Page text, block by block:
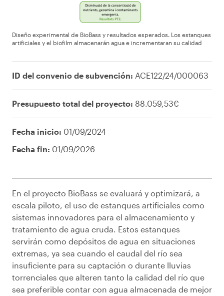
Diseño experimental de BioBass y resultados esperados. Los estanques
artificiales y el biofilm almacenarán agua e incrementaran su calidad
ID del convenio de subvención: ACE122/24/000063
Presupuesto total del proyecto: 88.059,53€
Fecha inicio: 01/09/2024
Fecha fin: 01/09/2026
En el proyecto BioBass se evaluará y optimizará, a
escala piloto, el uso de estanques artificiales como
sistemas innovadores para el almacenamiento y
tratamiento de agua cruda. Estos estanques
servirán como depósitos de agua en situaciones
extremas, ya sea cuando el caudal del río sea
insuficiente para su captación o durante lluvias
torrenciales que alteren tanto la calidad del río que
sea preferible contar con agua almacenada de mejor